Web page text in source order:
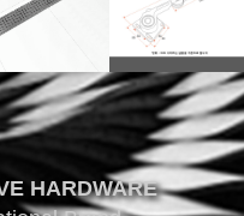
HARDWARE